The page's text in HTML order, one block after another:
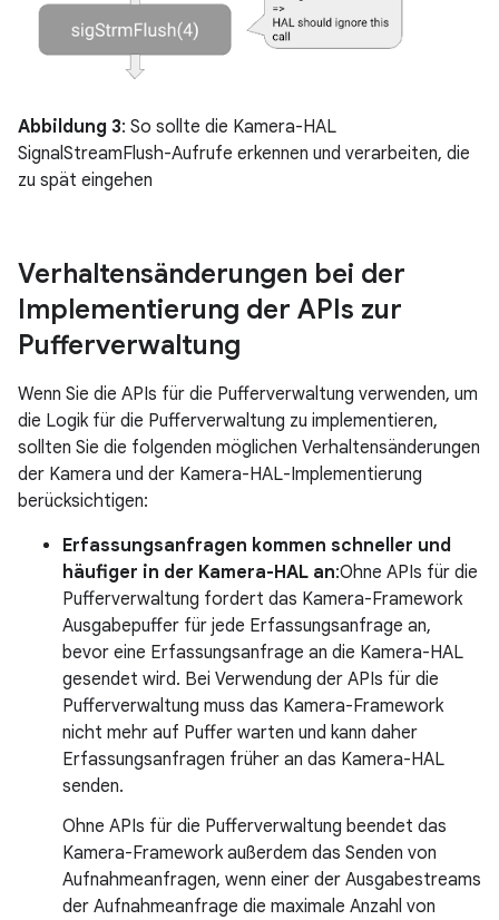
Abbildung 3: So sollte die Kamera-HAL
SignalStreamFlush-Aufrufe erkennen und verarbeiten, die
zu spät eingehen
Verhaltensänderungen bei der
Implementierung der APIs zur
Pufferverwaltung
Wenn Sie die APIs für die Pufferverwaltung verwenden, um
die Logik für die Pufferverwaltung zu implementieren,
sollten Sie die folgenden möglichen Verhaltensänderungen
der Kamera und der Kamera-HAL-Implementierung
berücksichtigen:
Erfassungsanfragen kommen schneller und
häufiger in der Kamera-HAL an:Ohne APIs für die
Pufferverwaltung fordert das Kamera-Framework
Ausgabepuffer für jede Erfassungsanfrage an,
bevor eine Erfassungsanfrage an die Kamera-HAL
gesendet wird. Bei Verwendung der APIs für die
Pufferverwaltung muss das Kamera-Framework
nicht mehr auf Puffer warten und kann daher
Erfassungsanfragen früher an das Kamera-HAL
senden.
Ohne APIs für die Pufferverwaltung beendet das
Kamera-Framework außerdem das Senden von
Aufnahmeanfragen, wenn einer der Ausgabestreams
der Aufnahmeanfrage die maximale Anzahl von